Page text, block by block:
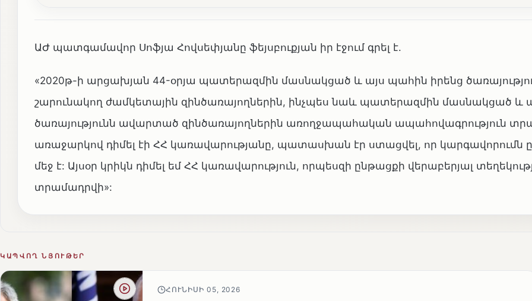
ԱԺ պատգամավոր Սոֆյա Հովսեփյանը ֆեյսբուքյան իր էջում գրել է.
«2020թ-ի արցախյան 44-օրյա պատերազմին մասնակցած և այս պահին իրենց
շարունակող ժամկետային զինծառայողներին, ինչպես նաև պատերազմին մասնակցած և
ծառայությունն ավարտած զինծառայողներին առողջապահական ապահովագրություն
առաջարկով դիմել էի ՀՀ կառավարությանը, պատասխան էր ստացվել, որ կարգավորումն
մեջ է: Այսօր կրիկն դիմել եմ ՀՀ կառավարություն, որպեսզի ընթացքի վերաբերյալ
տրամադրվի»:
ԿԱՊՎՈՂ ՆՅՈՒԹԵՐ
ՀՈՒՆԻՍԻ 05, 2026